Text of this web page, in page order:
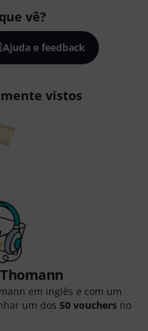
vê?
Ajuda e feedback
vistos
em inglês e com um
um dos 50 vouchers no